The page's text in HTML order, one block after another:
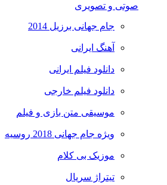
صوتی و تصویری
جام جهانی برزیل 2014
آهنگ ایرانی
دانلود فیلم ایرانی
دانلود فیلم خارجی
موسیقی متن بازی و فیلم
ویژه جام جهانی 2018 روسیه
موزیک بی کلام
تیتراژ سریال